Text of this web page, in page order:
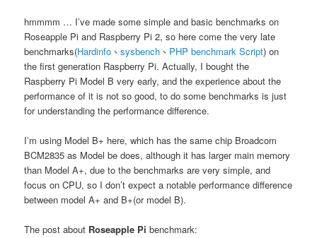
hmmmm … I’ve made some simple and basic benchmarks on
Roseapple Pi and Raspberry Pi 2, so here come the very late
benchmarks(Hardinfo 、sysbench 、 PHP benchmark Script) on
the first generation Raspberry Pi. Actually, I bought the
Raspberry Pi Model B very early, and the experience about the
performance of it is not so good, to do some benchmarks is just
for understanding the performance difference.
I’m using Model B+ here, which has the same chip Broadcom
BCM2835 as Model be does, although it has larger main memory
than Model A+, due to the benchmarks are very simple, and
focus on CPU, so I don’t expect a notable performance difference
between model A+ and B+(or model B).
The post about Roseapple Pi benchmark: